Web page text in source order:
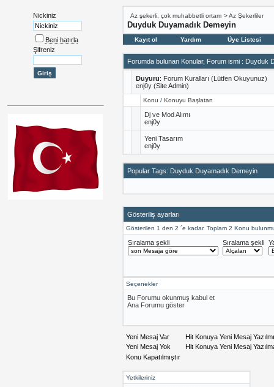
Nickiniz
Beni hatırla
Şifreniz
Az şekerli, çok muhabbetli ortam >Az Şekerliler
Duyduk Duyamadık Demeyin
Kayıt ol Yardım Üye Listesi
Forumda bulunan Konular, Forum ismi : Duyduk
Duyuru: Forum Kuralları (Lütfen Okuyunuz)
enj0y (Site Admin)
Konu / Konuyu Başlatan
Dj ve Mod Alımı
enj0y
Yeni Tasarım
enj0y
Popular Tags: Duyduk Duyamadık Demeyin
Gösteriliş ayarları
Gösterilen 1 den 2 ´e kadar. Toplam 2 Konu
Sıralama şekli Sıralama şekli
Seçenekler
Bu Forumu okunmuş kabul et
Ana Forumu göster
Yeni Mesaj Var
Hit Konuya Yeni Mesaj
Yeni Mesaj Yok
Hit Konuya Yeni Mesaj
Konu Kapatılmıştır
Yetkileriniz